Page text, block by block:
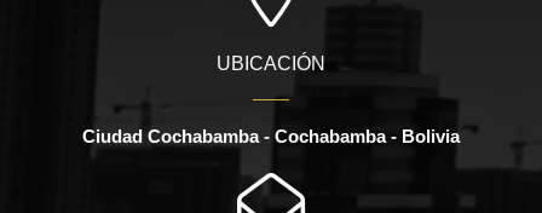
UBICACIÓN
Ciudad Cochabamba - Cochabamba - Bolivia